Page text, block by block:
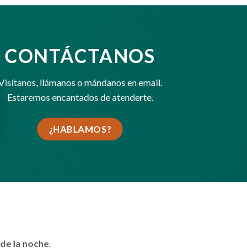
CONTÁCTANOS
llámanos omándanos en email.
Estaremos encantados de atenderte.
¿HABLAMOS?
la noche.